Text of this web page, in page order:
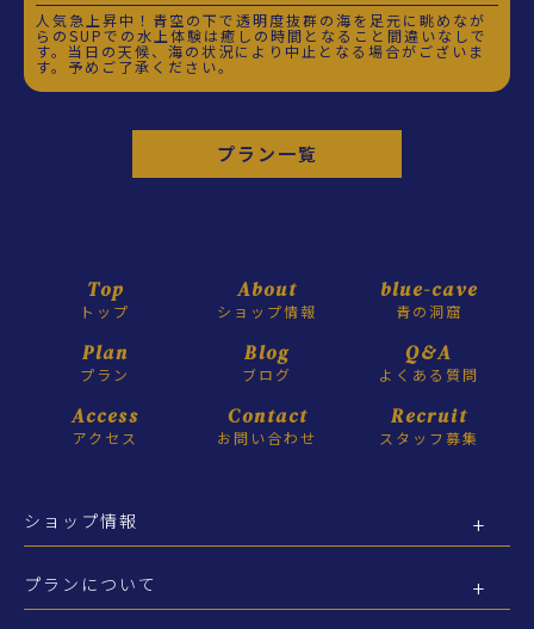
人気急上昇中！青空の下で透明度抜群の海を足元に眺めなが
らのSUPでの水上体験は癒しの時間となること間違いなしで
す。当日の天候、海の状況により中止となる場合がございま
す。予めご了承ください。
プラン一覧
Top
トップ
About
ショップ情報
blue-cave
青の洞窟
Plan
プラン
Blog
ブログ
Q&A
よくある質問
Access
アクセス
Contact
お問い合わせ
Recruit
スタッフ募集
ショップ情報
プランについて